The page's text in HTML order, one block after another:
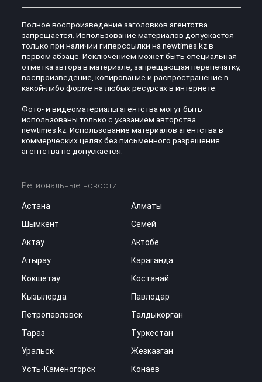
Полное воспроизведение заголовков агентства
запрещается. Использование материалов допускается
только при наличии гиперссылки на newtimes.kz в
первом абзаце. Исключением может быть специальная
отметка автора в материале, запрещающая перепечатку,
воспроизведение, копирование и распространение в
какой-либо форме на любых ресурсах в интернете.
Фото- и видеоматериалы агентства могут быть
использованы только с указанием авторства
newtimes.kz. Использование материалов агентства в
коммерческих целях без письменного разрешения
агентства не допускается.
Региональные новости
Астана
Алматы
Шымкент
Семей
Актау
Актобе
Атырау
Караганда
Кокшетау
Костанай
Кызылорда
Павлодар
Петропавловск
Талдыкорган
Тараз
Туркестан
Уральск
Жезказган
Усть-Каменогорск
Конаев